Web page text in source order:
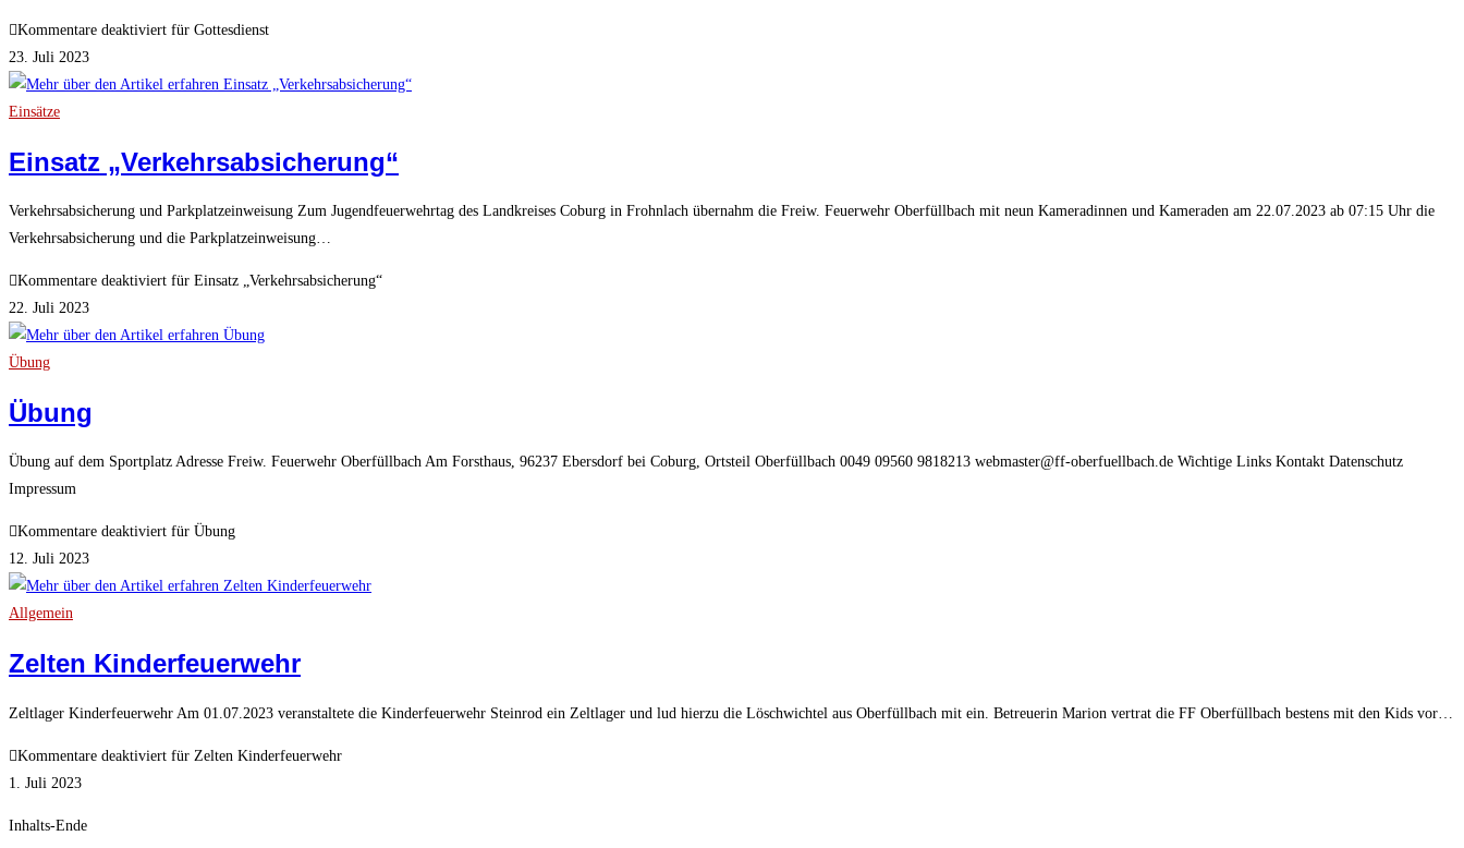
Kommentare deaktiviert für Gottesdienst
23. Juli 2023
Einsätze
Einsatz „Verkehrsabsicherung“
Verkehrsabsicherung und Parkplatzeinweisung Zum Jugendfeuerwehrtag des Landkreises Coburg in Frohnlach übernahm die Freiw. Feuerwehr Oberfüllbach mit neun Kameradinnen und Kameraden am 22.07.2023 ab 07:15 Uhr die
Verkehrsabsicherung und die Parkplatzeinweisung…
Kommentare deaktiviert für Einsatz „Verkehrsabsicherung“
22. Juli 2023
Übung
Übung
Übung auf dem Sportplatz Adresse Freiw. Feuerwehr Oberfüllbach Am Forsthaus, 96237 Ebersdorf bei Coburg, Ortsteil Oberfüllbach 0049 09560 9818213 webmaster@ff-oberfuellbach.de Wichtige Links Kontakt Datenschutz
Impressum
Kommentare deaktiviert für Übung
12. Juli 2023
Allgemein
Zelten Kinderfeuerwehr
Zeltlager Kinderfeuerwehr Am 01.07.2023 veranstaltete die Kinderfeuerwehr Steinrod ein Zeltlager und lud hierzu die Löschwichtel aus Oberfüllbach mit ein. Betreuerin Marion vertrat die FF Oberfüllbach bestens mit den Kids vor…
Kommentare deaktiviert für Zelten Kinderfeuerwehr
1. Juli 2023
Inhalts-Ende